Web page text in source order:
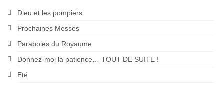
Dieu et les pompiers
Prochaines Messes
Paraboles du Royaume
Donnez-moi la patience… TOUT DE SUITE !
Eté